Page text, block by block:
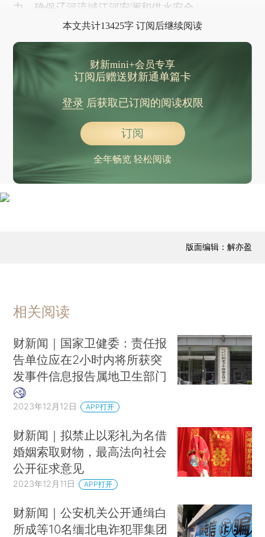
力，确保辽河流域江河安澜和供水安全。
本文共计13425字 订阅后继续阅读
财新mini+会员专享
订阅后赠送财新通单篇卡
登录后获取已订阅的阅读权限
订阅
全年畅览 轻松阅读
版面编辑：解亦盈
相关阅读
财新闻｜国家卫健委：责任报
告单位应在2小时内将所获突
发事件信息报告属地卫生部门
2023年12月12日 APP打开
财新闻｜拟禁止以彩礼为名借
婚姻索取财物，最高法向社会
公开征求意见
2023年12月11日 APP打开
财新闻｜公安机关公开通缉白
所成等10名缅北电诈犯罪集团